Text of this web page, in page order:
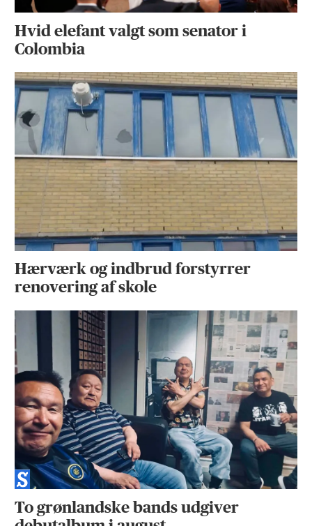
Hvid elefant valgt som senator i
Colombia
Hærværk og indbrud forstyrrer
renovering af skole
To grønlandske bands udgiver